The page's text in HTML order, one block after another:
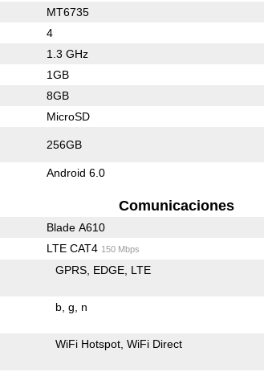
MT6735
4
1.3 GHz
1GB
8GB
MicroSD
256GB
Android 6.0
Comunicaciones
Blade A610
LTE CAT4 150 Mbps
GPRS EDGE LTE
b g n
WiFi Hotspot WiFi Direct